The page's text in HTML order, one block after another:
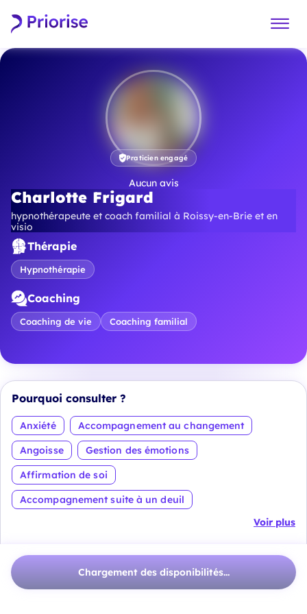
Praticien engagé
Aucun avis
Charlotte Frigard
hypnothérapeute et coach familial à Roissy-en-Brie et en
visio
Thérapie
Hypnothérapie
Coaching
Coaching de vie Coaching familial
Pourquoi consulter ?
Anxiété
Accompagnement au changement
Angoisse
Gestion des émotions
Affirmation de soi
Accompagnement suite à un deuil
Voir plus
À propos
Passionné par le potentiel humain, et ayant été
Chargement des disponibilités...